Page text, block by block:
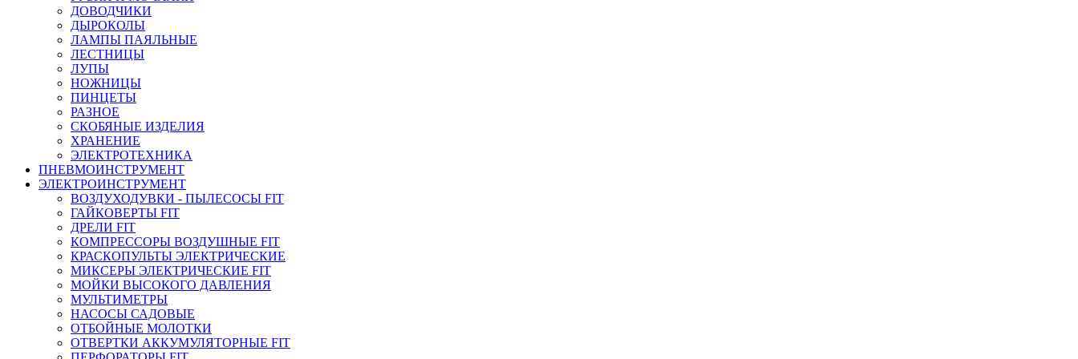
ДОВОДЧИКИ
ДЫРОКОЛЫ
ЛАМПЫ ПАЯЛЬНЫЕ
ЛЕСТНИЦЫ
ЛУПЫ
НОЖНИЦЫ
ПИНЦЕТЫ
РАЗНОЕ
СКОБЯНЫЕ ИЗДЕЛИЯ
ХРАНЕНИЕ
ЭЛЕКТРОТЕХНИКА
ПНЕВМОИНСТРУМЕНТ
ЭЛЕКТРОИНСТРУМЕНТ
ВОЗДУХОДУВКИ - ПЫЛЕСОСЫ FIT
ГАЙКОВЕРТЫ FIT
ДРЕЛИ FIT
КОМПРЕССОРЫ ВОЗДУШНЫЕ FIT
КРАСКОПУЛЬТЫ ЭЛЕКТРИЧЕСКИЕ
МИКСЕРЫ ЭЛЕКТРИЧЕСКИЕ FIT
МОЙКИ ВЫСОКОГО ДАВЛЕНИЯ
МУЛЬТИМЕТРЫ
НАСОСЫ САДОВЫЕ
ОТБОЙНЫЕ МОЛОТКИ
ОТВЕРТКИ АККУМУЛЯТОРНЫЕ FIT